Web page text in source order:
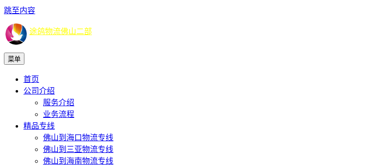
跳至内容
途鸽物流佛山二部
菜单
首页
公司介绍
服务介绍
业务流程
精品专线
佛山到海口物流专线
佛山到三亚物流专线
佛山到海南物流专线